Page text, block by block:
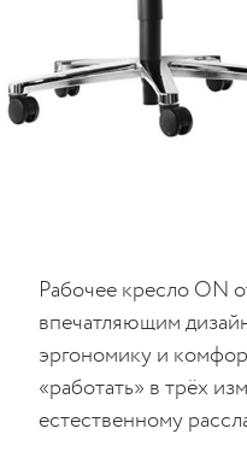
Рабочее кресло ON
впечатляющим
эргономику и
«работать» в трёх
естественному